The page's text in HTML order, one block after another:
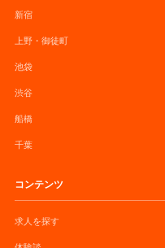
新宿
上野・御徒町
池袋
渋谷
船橋
千葉
コンテンツ
求人を探す